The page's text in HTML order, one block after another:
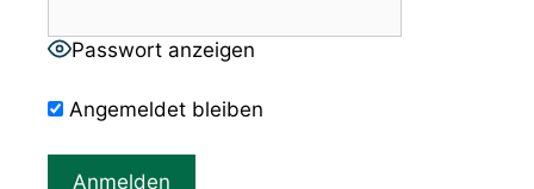
Passwort anzeigen
Angemeldet bleiben